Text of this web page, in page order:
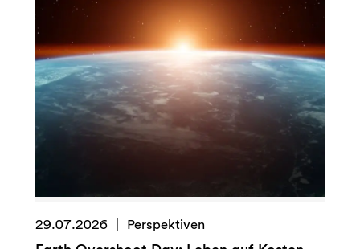
29.07.2026 Perspektiven